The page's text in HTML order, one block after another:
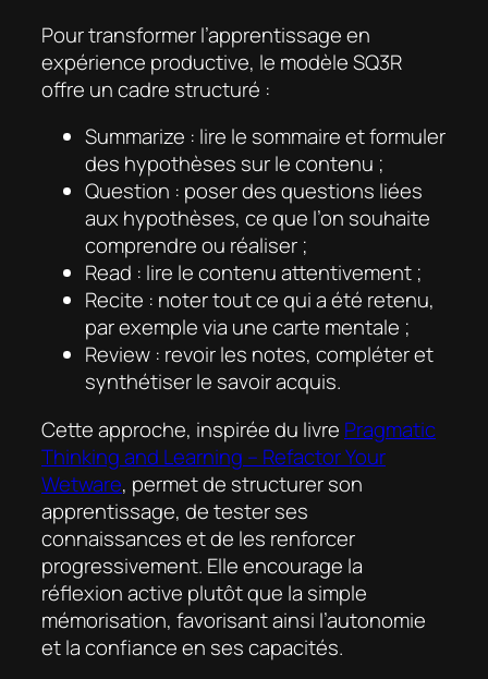
Pour transformer l’apprentissage en
expérience productive, le modèle SQ3R
offre un cadre structuré :
Summarize : lire le sommaire et formuler
des hypothèses sur le contenu ;
Question : poser des questions liées
aux hypothèses, ce que l’on souhaite
comprendre ou réaliser ;
Read : lire le contenu attentivement ;
Recite : noter tout ce qui a été retenu,
par exemple via une carte mentale ;
Review : revoir les notes, compléter et
synthétiser le savoir acquis.
Cette approche, inspirée du livre Pragmatic
Thinking and Learning – Refactor Your
Wetware, permet de structurer son
apprentissage, de tester ses
connaissances et de les renforcer
progressivement. Elle encourage la
réflexion active plutôt que la simple
mémorisation, favorisant ainsi l’autonomie
et la confiance en ses capacités.